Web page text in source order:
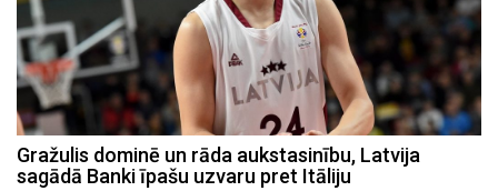
Gražulis dominē un rāda aukstasinību, Latvija
sagādā Banki īpašu uzvaru pret Itāliju